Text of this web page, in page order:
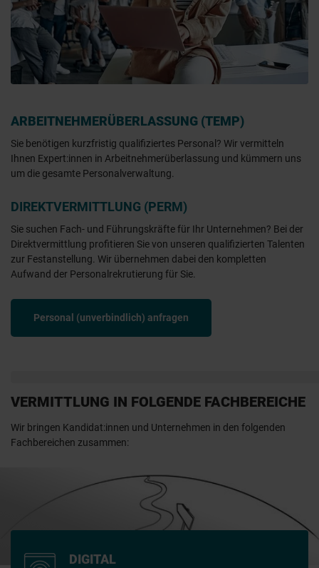
ARBEITNEHMERÜBERLASSUNG (TEMP)
Sie benötigen kurzfristig qualifiziertes Personal? Wir vermitteln
Ihnen Expert:innen in Arbeitnehmerüberlassung und kümmern uns
um die gesamte Personalverwaltung.
DIREKTVERMITTLUNG (PERM)
Sie suchen Fach- und Führungskräfte für Ihr Unternehmen? Bei der
Direktvermittlung profitieren Sie von unseren qualifizierten Talenten
zur Festanstellung. Wir übernehmen dabei den kompletten
Aufwand der Personalrekrutierung für Sie.
Personal (unverbindlich) anfragen
VERMITTLUNG IN FOLGENDE FACHBEREICHE
Wir bringen Kandidat:innen und Unternehmen in den folgenden
Fachbereichen zusammen:
DIGITAL